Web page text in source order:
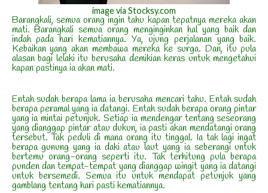
image via Stocksy.com
Barangkali, semua orang ingin tahu kapan tepatnya mereka akan
mati. Barangkali semua orang menginginkan hal yang baik dan
indah pada hari kematiannya. Ya, ujung perjalanan yang baik.
Kebaikan yang akan membawa mereka ke surga. Dan, itu pula
alasan bagi lelaki itu berusaha demikian keras untuk mengetahui
kapan pastinya ia akan mati.
Entah sudah berapa lama ia berusaha mencari tahu. Entah sudah
berapa peramal yang ia datangi. Entah sudah berapa orang pintar
yang ia mintai petunjuk. Setiap ia mendengar tentang seseorang
yang dianggap pintar atau dukun, ia pasti akan mendatangi orang
tersebut. Tak peduli di mana orang itu tinggal. Ia tak lagi ingat
berapa gunung yang ia daki atau laut yang ia seberangi untuk
bertemu orang-orang seperti itu. Tak terhitung pula berapa
punden dan tempat-tempat yang dianggap wingit yang ia datangi
untuk bersemedi. Semua itu untuk mendapat petunjuk yang
gamblang tentang hari pasti kematiannya.